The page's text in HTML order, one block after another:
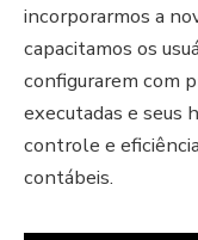
incorporarmos a
capacitamos os
configurarem com
executadas e seus
controle e
contábeis.